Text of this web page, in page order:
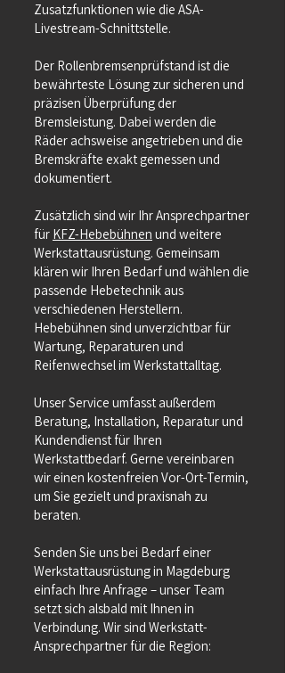
Zusatzfunktionen wie die ASA-
Livestream-Schnittstelle.
Der Rollenbremsenprüfstand ist die
bewährteste Lösung zur sicheren und
präzisen Überprüfung der
Bremsleistung. Dabei werden die
Räder achsweise angetrieben und die
Bremskräfte exakt gemessen und
dokumentiert.
Zusätzlich sind wir Ihr Ansprechpartner
für KFZ-Hebebühnen und weitere
Werkstattausrüstung. Gemeinsam
klären wir Ihren Bedarf und wählen die
passende Hebetechnik aus
verschiedenen Herstellern.
Hebebühnen sind unverzichtbar für
Wartung, Reparaturen und
Reifenwechsel im Werkstattalltag.
Unser Service umfasst außerdem
Beratung, Installation, Reparatur und
Kundendienst für Ihren
Werkstattbedarf. Gerne vereinbaren
wir einen kostenfreien Vor-Ort-Termin,
um Sie gezielt und praxisnah zu
beraten.
Senden Sie uns bei Bedarf einer
Werkstattausrüstung in Magdeburg
einfach Ihre Anfrage – unser Team
setzt sich alsbald mit Ihnen in
Verbindung. Wir sind Werkstatt-
Ansprechpartner für die Region: